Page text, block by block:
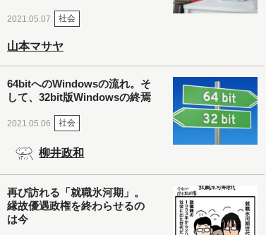
2021.05.07 社会
山本マサヤ
64bitへのWindowsの流れ。そ
して、32bit版Windowsの終焉
2021.05.06 社会
柳井政和
再び訪れる「就職氷河期」。
縁故優遇政権を終わらせるの
は今